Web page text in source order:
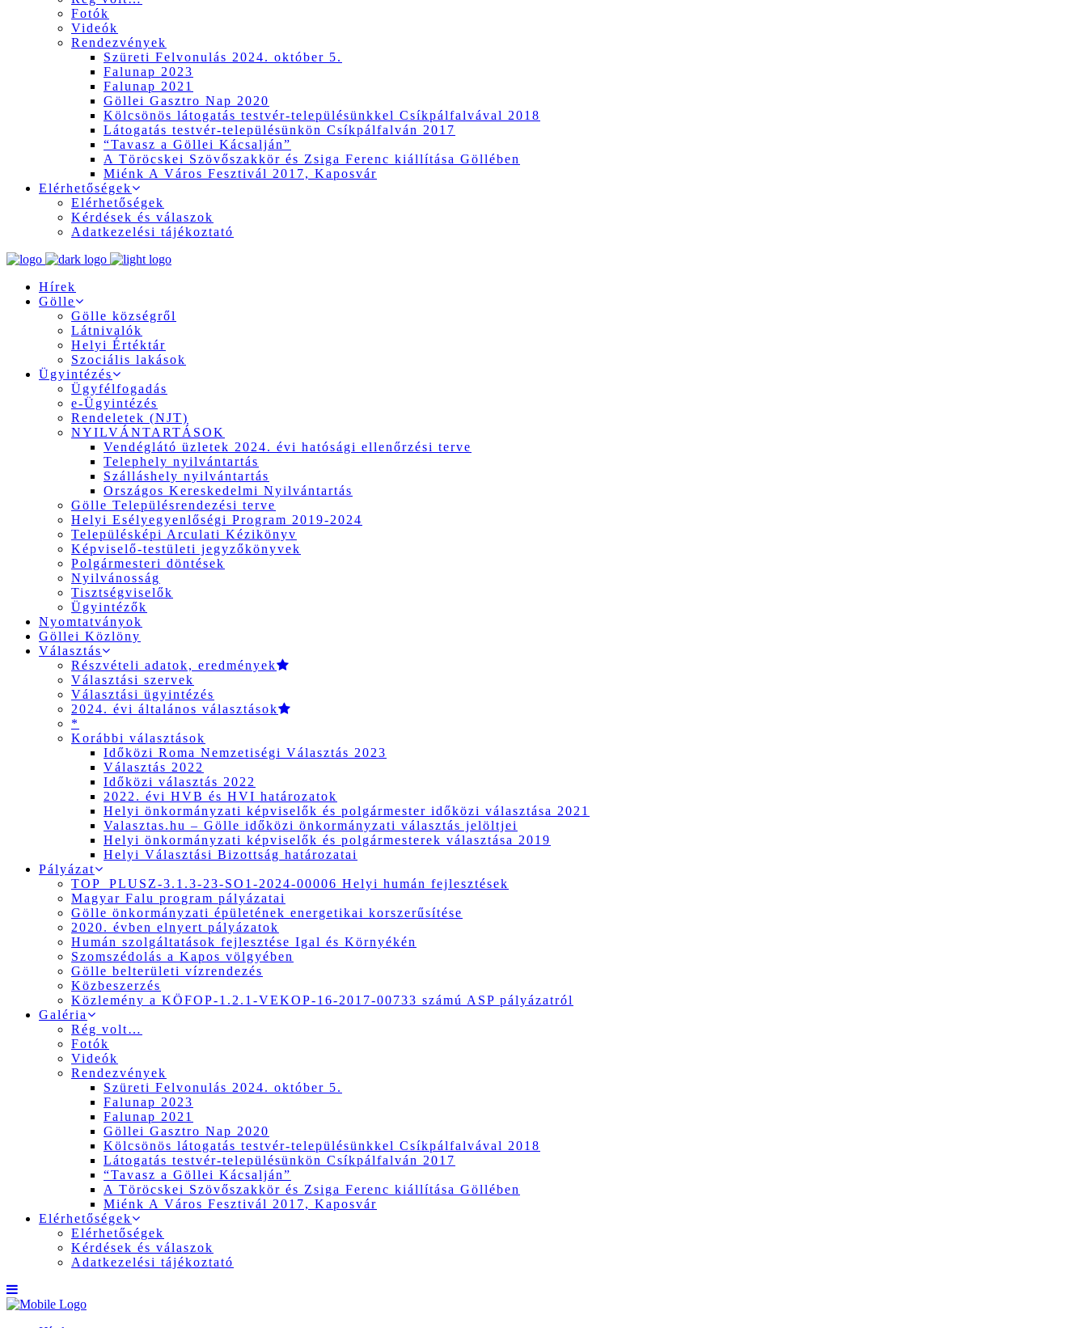
Fotók
Videók
Rendezvények
Szüreti Felvonulás 2024. október 5.
Falunap 2023
Falunap 2021
Göllei Gasztro Nap 2020
Kölcsönös látogatás testvér-településünkkel Csíkpálfalvával 2018
Látogatás testvér-településünkön Csíkpálfalván 2017
“Tavasz a Göllei Kácsalján”
A Töröcskei Szövőszakkör és Zsiga Ferenc kiállítása Göllében
Miénk A Város Fesztivál 2017, Kaposvár
Elérhetőségek
Elérhetőségek
Kérdések és válaszok
Adatkezelési tájékoztató
Hírek
Gölle
Gölle községről
Látnivalók
Helyi Értéktár
Szociális lakások
Ügyintézés
Ügyfélfogadás
e-Ügyintézés
Rendeletek (NJT)
NYILVÁNTARTÁSOK
Vendéglátó üzletek 2024. évi hatósági ellenőrzési terve
Telephely nyilvántartás
Szálláshely nyilvántartás
Országos Kereskedelmi Nyilvántartás
Gölle Településrendezési terve
Helyi Esélyegyenlőségi Program 2019-2024
Településképi Arculati Kézikönyv
Képviselő-testületi jegyzőkönyvek
Polgármesteri döntések
Nyilvánosság
Tisztségviselők
Ügyintézők
Nyomtatványok
Göllei Közlöny
Választás
Részvételi adatok, eredmények
Választási szervek
Választási ügyintézés
2024. évi általános választások
*
Korábbi választások
Időközi Roma Nemzetiségi Választás 2023
Választás 2022
Időközi választás 2022
2022. évi HVB és HVI határozatok
Helyi önkormányzati képviselők és polgármester időközi választása 2021
Valasztas.hu – Gölle időközi önkormányzati választás jelöltjei
Helyi önkormányzati képviselők és polgármesterek választása 2019
Helyi Választási Bizottság határozatai
Pályázat
TOP_PLUSZ-3.1.3-23-SO1-2024-00006 Helyi humán fejlesztések
Magyar Falu program pályázatai
Gölle önkormányzati épületének energetikai korszerűsítése
2020. évben elnyert pályázatok
Humán szolgáltatások fejlesztése Igal és Környékén
Szomszédolás a Kapos völgyében
Gölle belterületi vízrendezés
Közbeszerzés
Közlemény a KÖFOP-1.2.1-VEKOP-16-2017-00733 számú ASP pályázatról
Galéria
Rég volt…
Fotók
Videók
Rendezvények
Szüreti Felvonulás 2024. október 5.
Falunap 2023
Falunap 2021
Göllei Gasztro Nap 2020
Kölcsönös látogatás testvér-településünkkel Csíkpálfalvával 2018
Látogatás testvér-településünkön Csíkpálfalván 2017
“Tavasz a Göllei Kácsalján”
A Töröcskei Szövőszakkör és Zsiga Ferenc kiállítása Göllében
Miénk A Város Fesztivál 2017, Kaposvár
Elérhetőségek
Elérhetőségek
Kérdések és válaszok
Adatkezelési tájékoztató